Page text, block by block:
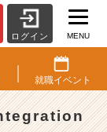
ログイン MENU
就職イベント